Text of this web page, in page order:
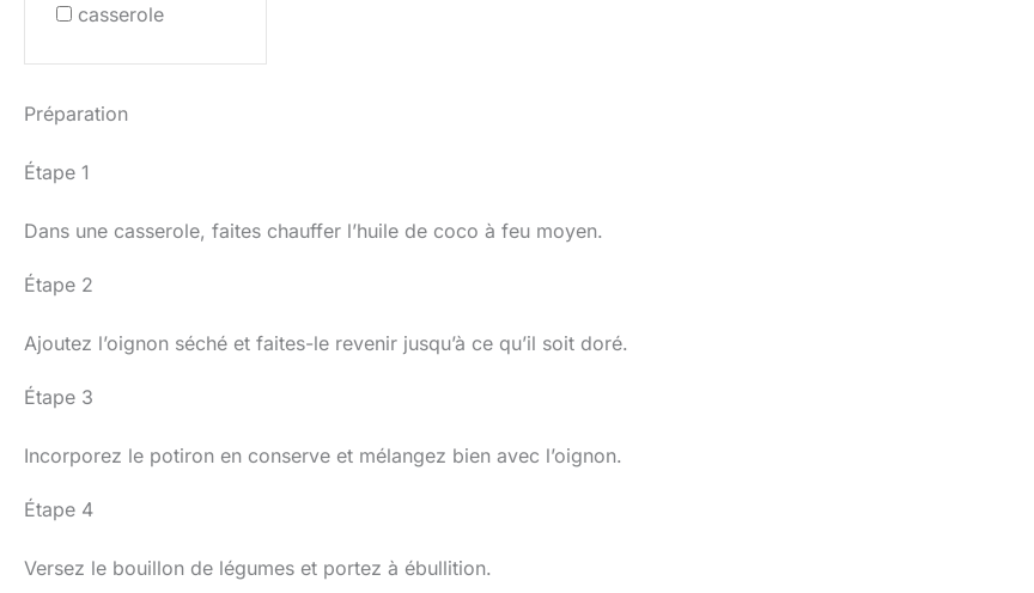
casserole
Préparation
Étape 1
Dans une casserole, faites chauffer l’huile de coco à feu moyen.
Étape 2
Ajoutez l’oignon séché et faites-le revenir jusqu’à ce qu’il soit doré.
Étape 3
Incorporez le potiron en conserve et mélangez bien avec l’oignon.
Étape 4
Versez le bouillon de légumes et portez à ébullition.